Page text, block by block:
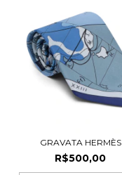
GRAVATA HERMÈS
R$500,00